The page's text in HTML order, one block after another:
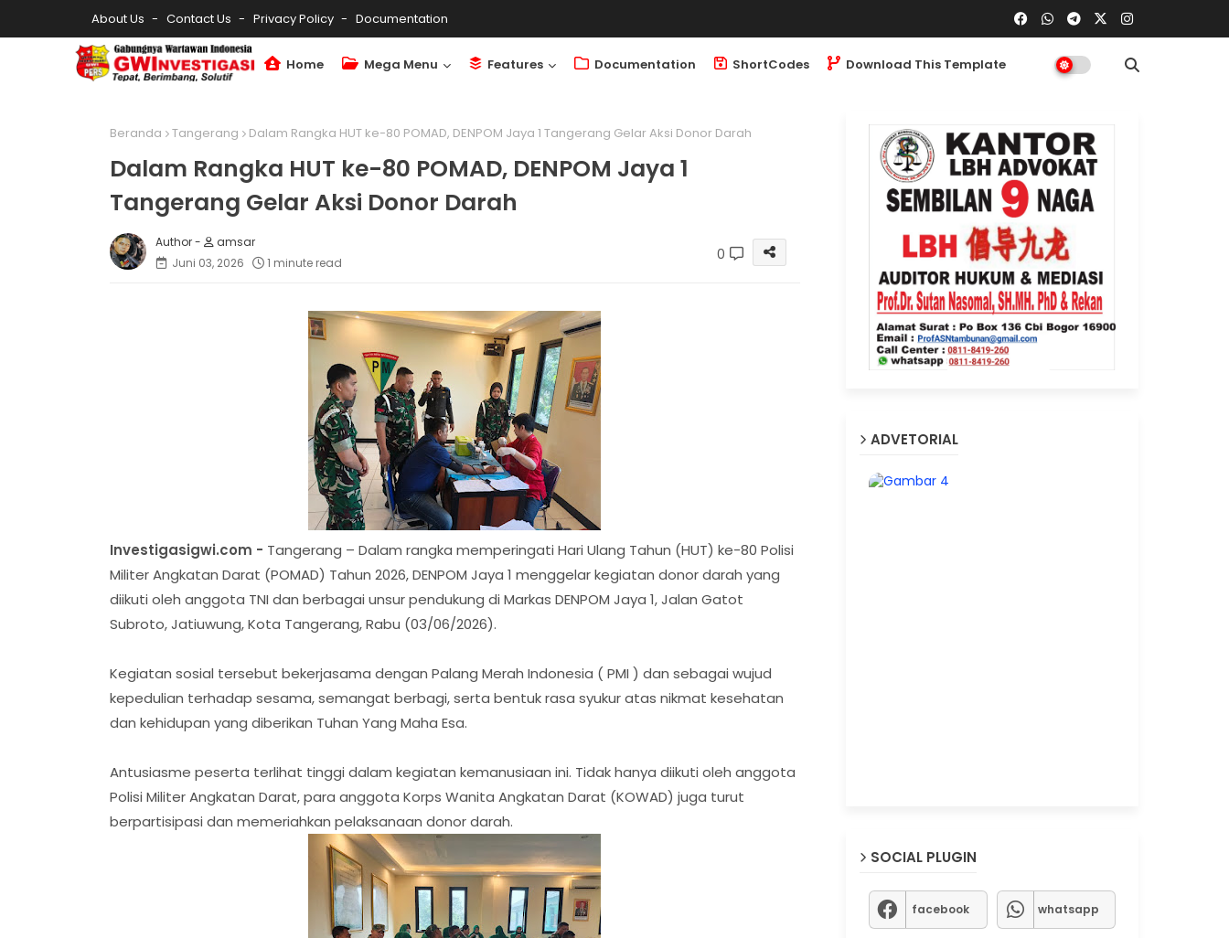
About Us Contact Us Privacy Policy Documentation
Home Mega Menu Features Documentation ShortCodes Download This Template
Beranda Tangerang Dalam Rangka HUT ke-80 POMAD, DENPOM Jaya 1 Tangerang Gelar Aksi Donor Darah
Dalam Rangka HUT ke-80 POMAD, DENPOM Jaya 1
Tangerang Gelar Aksi Donor Darah
amsar
Juni 03, 2026
1 minute read 0
Investigasigwi.com - Tangerang – Dalam rangka memperingati Hari Ulang Tahun (HUT) ke-80 Polisi
Militer Angkatan Darat (POMAD) Tahun 2026, DENPOM Jaya 1 menggelar kegiatan donor darah yang
diikuti oleh anggota TNI dan berbagai unsur pendukung di Markas DENPOM Jaya 1, Jalan Gatot
Subroto, Jatiuwung, Kota Tangerang, Rabu (03/06/2026).
Kegiatan sosial tersebut bekerjasama dengan Palang Merah Indonesia ( PMI ) dan sebagai wujud
kepedulian terhadap sesama, semangat berbagi, serta bentuk rasa syukur atas nikmat kesehatan
dan kehidupan yang diberikan Tuhan Yang Maha Esa.
Antusiasme peserta terlihat tinggi dalam kegiatan kemanusiaan ini. Tidak hanya diikuti oleh anggota
Polisi Militer Angkatan Darat, para anggota Korps Wanita Angkatan Darat (KOWAD) juga turut
berpartisipasi dan memeriahkan pelaksanaan donor darah.
ADVETORIAL
SOCIAL PLUGIN
facebook whatsapp